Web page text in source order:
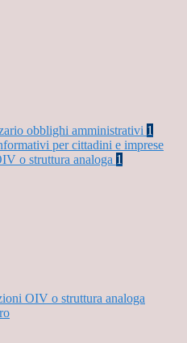
obblighi amministrativi 1
per cittadini e imprese
o struttura analoga 1
OIV o struttura analoga